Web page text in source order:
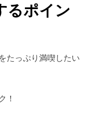
るポイン
たっぷり満喫したい
！